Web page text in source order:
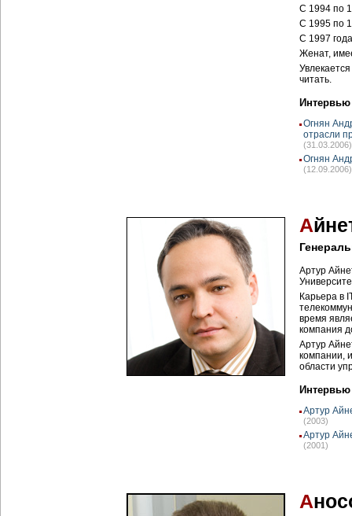
С 1994 по
С 1995 по
С 1997
Женат,
читать.
Интервью
Огнян
отрасли
(31.03.2006)
Огнян
(12.09.2006)
А
Артур
Карьера в
время
компания
Артур
компании,
области
Интервью
Артур
(2003)
Артур
(2001)
А